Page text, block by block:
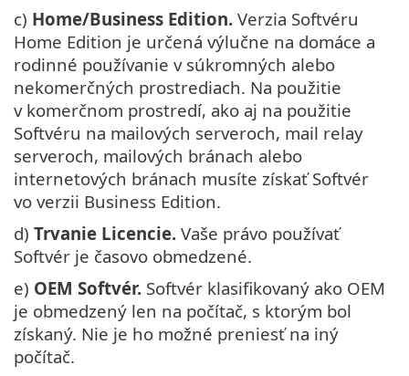
c) Home/Business Edition. Verzia Softvéru
Home Edition je určená výlučne na domáce a
rodinné používanie v súkromných alebo
nekomerčných prostrediach. Na použitie
v komerčnom prostredí, ako aj na použitie
Softvéru na mailových serveroch, mail relay
serveroch, mailových bránach alebo
internetových bránach musíte získať Softvér
vo verzii Business Edition.
d) Trvanie Licencie. Vaše právo používať
Softvér je časovo obmedzené.
e) OEM Softvér. Softvér klasifikovaný ako OEM
je obmedzený len na počítač, s ktorým bol
získaný. Nie je ho možné preniesť na iný
počítač.